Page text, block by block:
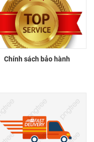
Chính sách bảo hành